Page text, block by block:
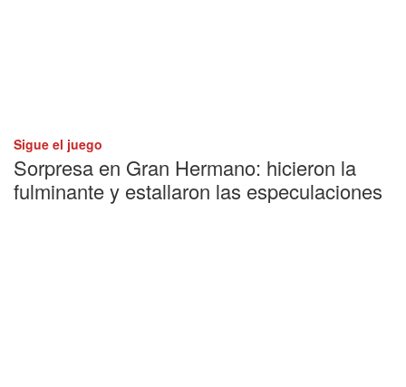
Sigue el juego
Sorpresa en Gran Hermano: hicieron la
fulminante y estallaron las especulaciones